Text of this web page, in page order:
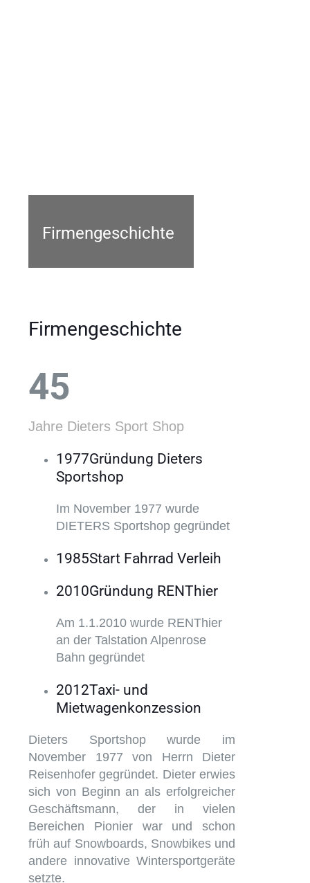
Firmengeschichte
Firmengeschichte
45
Jahre Dieters Sport Shop
1977Gründung Dieters
Sportshop
Im November 1977 wurde
DIETERS Sportshop gegründet
1985Start Fahrrad Verleih
2010Gründung RENThier
Am 1.1.2010 wurde RENThier
an der Talstation Alpenrose
Bahn gegründet
2012Taxi- und
Mietwagenkonzession
Dieters Sportshop wurde im
November 1977 von Herrn Dieter
Reisenhofer gegründet. Dieter erwies
sich von Beginn an als erfolgreicher
Geschäftsmann, der in vielen
Bereichen Pionier war und schon
früh auf Snowboards, Snowbikes und
andere innovative Wintersportgeräte
setzte.